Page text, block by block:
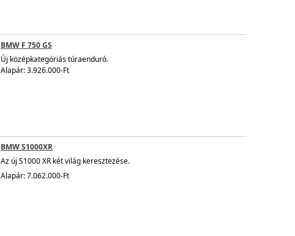
BMW F 750 GS
Új középkategóriás túraenduró.
Alapár: 3.926.000-Ft
BMW S1000XR
Az új S1000 XR két világ keresztezése.
Alapár: 7.062.000-Ft